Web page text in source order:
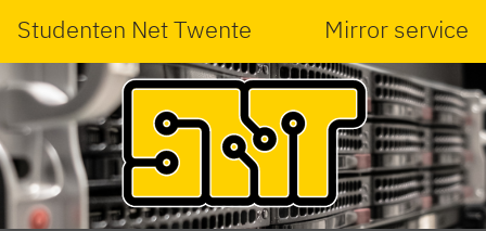
Studenten Net Twente Mirror service